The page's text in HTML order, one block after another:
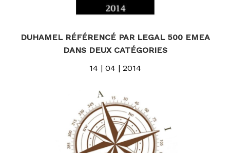
DUHAMEL RÉFÉRENCÉ PAR LEGAL 500 EMEA
DANS DEUX CATÉGORIES
14 | 04 | 2014